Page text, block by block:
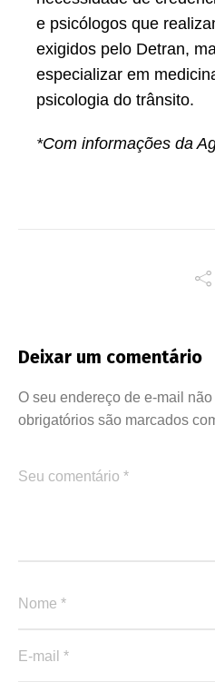
e psicólogos que
exigidos pelo Detran,
especializar em
psicologia do trânsito.
*Com informações da
Deixar um comentário
O seu endereço de e-mail
obrigatórios são marcados